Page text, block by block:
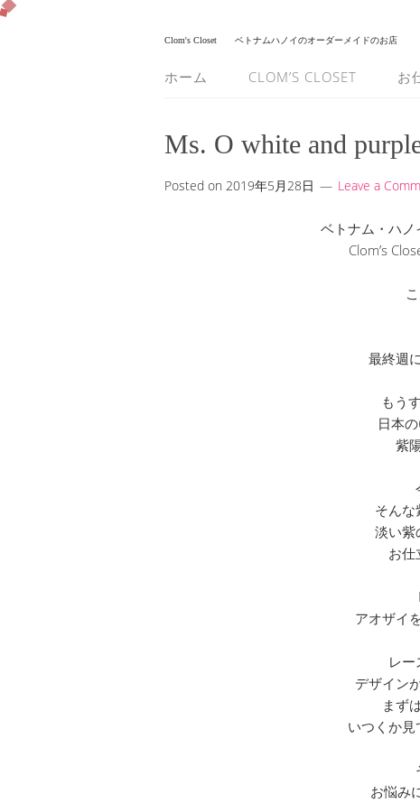
Clom's Closet ベトナムハノイのオーダーメイドのお店
ホーム CLOM’S CLOSET お
Ms. O white and
Posted on 2019年5月28日 Leave a
ベトナム・ハ
Clom’s
最終週
もう
日本
紫
そんな
淡い紫
お仕
アオザイ
レー
デザイン
まず
いつくか見
お悩み